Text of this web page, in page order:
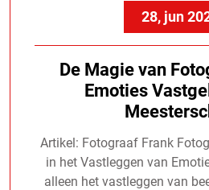
28, jun
De Magie van
Emoties
Artikel: Fotograaf Frank
in het Vastleggen van
alleen het vastleggen van